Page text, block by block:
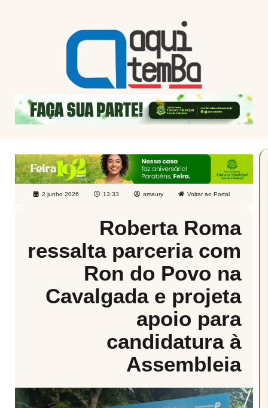
2 junho 2026 13:33 amaury Voltar ao Portal
Roberta Roma
ressalta parceria com
Ron do Povo na
Cavalgada e projeta
apoio para
candidatura à
Assembleia